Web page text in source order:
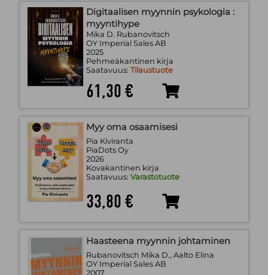
Digitaalisen myynnin psykologia :
myyntihype
Mika D. Rubanovitsch
OY Imperial Sales AB
2025
Pehmeäkantinen kirja
Saatavuus: Tilaustuote
61,30 €
Myy oma osaamisesi
Pia Kiviranta
PiaDots Oy
2026
Kovakantinen kirja
Saatavuus: Varastotuote
33,80 €
Haasteena myynnin johtaminen
Rubanovitsch Mika D., Aalto Elina
OY Imperial Sales AB
2007